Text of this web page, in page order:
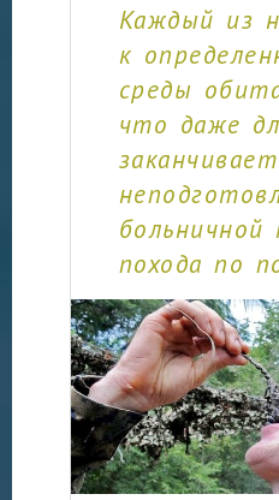
Каждый из
к
среды
что даже
похода по